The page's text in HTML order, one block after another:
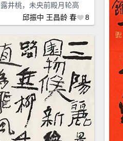
井桃，未央前殿月轮高
邱振中 王昌龄 春 8